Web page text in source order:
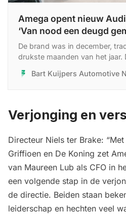
Amega opent nieuw
‘Van nood een deugd
De brand was in december,
drukste maanden van het jaar.
moest er nóg een stap bij. Dat
Bart Kuijpers Automotive
Verjonging en
Directeur Niels ter Brake:
Griffioen en De Koning zet
van Maureen Lub als CFO in
een volgende stap in de
de directie. Beiden staan
leiderschap en hechten veel